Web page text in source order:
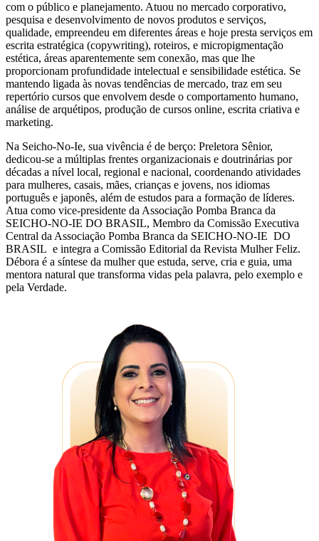
com o público e planejamento. Atuou no mercado corporativo,
pesquisa e desenvolvimento de novos produtos e serviços,
qualidade, empreendeu em diferentes áreas e hoje presta serviços em
escrita estratégica (copywriting), roteiros, e micropigmentação
estética, áreas aparentemente sem conexão, mas que lhe
proporcionam profundidade intelectual e sensibilidade estética. Se
mantendo ligada às novas tendências de mercado, traz em seu
repertório cursos que envolvem desde o comportamento humano,
análise de arquétipos, produção de cursos online, escrita criativa e
marketing.
Na Seicho-No-Ie, sua vivência é de berço: Preletora Sênior,
dedicou-se a múltiplas frentes organizacionais e doutrinárias por
décadas a nível local, regional e nacional, coordenando atividades
para mulheres, casais, mães, crianças e jovens, nos idiomas
português e japonês, além de estudos para a formação de líderes.
Atua como vice-presidente da Associação Pomba Branca da
SEICHO-NO-IE DO BRASIL, Membro da Comissão Executiva
Central da Associação Pomba Branca da SEICHO-NO-IE DO
BRASIL e integra a Comissão Editorial da Revista Mulher Feliz.
Débora é a síntese da mulher que estuda, serve, cria e guia, uma
mentora natural que transforma vidas pela palavra, pelo exemplo e
pela Verdade.